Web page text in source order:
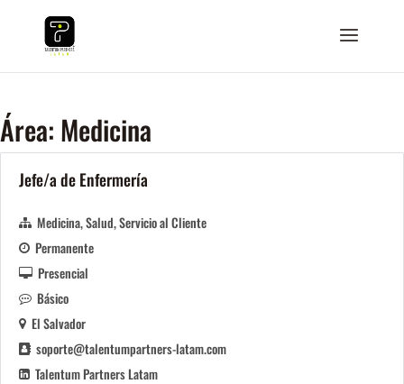
Área: Medicina
Jefe/a de Enfermería
Medicina Salud Servicio al Cliente
Permanente
Presencial
Básico
El Salvador
soporte@talentumpartners-latam.com
Talentum Partners Latam